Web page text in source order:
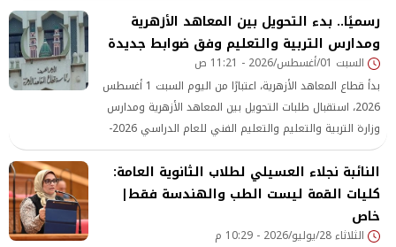
رسميًا.. بدء التحويل بين المعاهد الأزهرية
ومدارس التربية والتعليم وفق ضوابط جديدة
السبت 01/أغسطس/2026 - 11:21 ص
بدأ قطاع المعاهد الأزهرية، اعتبارًا من اليوم السبت 1 أغسطس
2026، استقبال طلبات التحويل بين المعاهد الأزهرية ومدارس
وزارة التربية والتعليم والتعليم الفني للعام الدراسي 2026-
2027، وذلك تنفيذًا للبروتوكول المبرم بين الأزهر الشريف ووزارة
التربية والتعليم والتعليم الفني، بهدف تنظيم انتقال الطلاب
بين الجهتين وفق ضوابط ومعايير محددة.
النائبة نجلاء العسيلي لطلاب الثانوية العامة:
كليات القمة ليست الطب والهندسة فقط|
خاص
الثلاثاء 28/يوليو/2026 - 10:29 م